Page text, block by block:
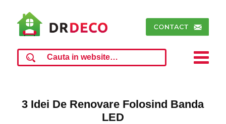
3 Idei De Renovare Folosind Banda
LED